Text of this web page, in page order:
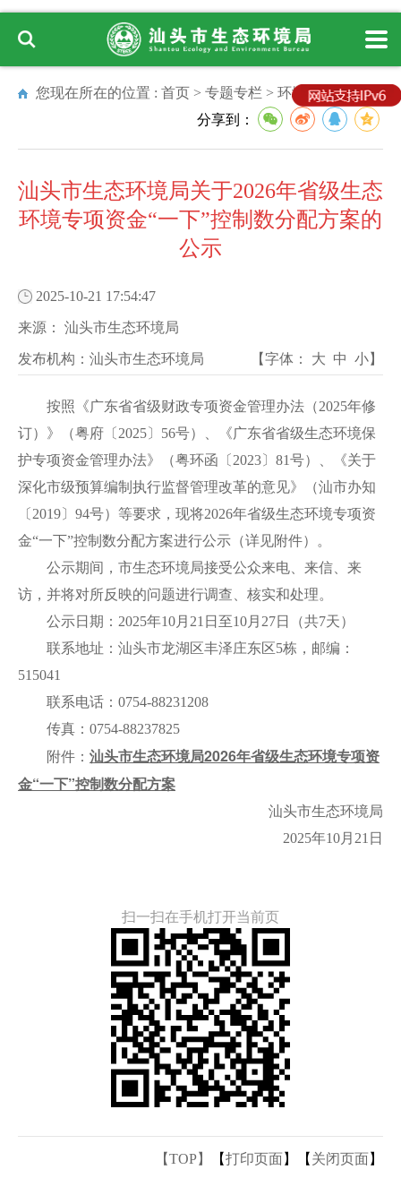
您现在所在的位置 : 首页 > 专题专栏 > 环境管理
分享到：
汕头市生态环境局关于2026年省级生态
环境专项资金“一下”控制数分配方案的
公示
2025-10-21 17:54:47
来源： 汕头市生态环境局
发布机构： 汕头市生态环境局 【字体： 大 中 小】
按照《广东省省级财政专项资金管理办法（2025年修
订）》（粤府〔2025〕56号）、《广东省省级生态环境保
护专项资金管理办法》（粤环函〔2023〕81号）、《关于
深化市级预算编制执行监督管理改革的意见》（汕市办知
〔2019〕94号）等要求，现将2026年省级生态环境专项资
金“一下”控制数分配方案进行公示（详见附件）。
公示期间，市生态环境局接受公众来电、来信、来
访，并将对所反映的问题进行调查、核实和处理。
公示日期：2025年10月21日至10月27日（共7天）
联系地址：汕头市龙湖区丰泽庄东区5栋，邮编：
515041
联系电话：0754-88231208
传真：0754-88237825
附件： 汕头市生态环境局2026年省级生态环境专项资
金“一下”控制数分配方案
汕头市生态环境局
2025年10月21日
扫一扫在手机打开当前页
【TOP】 【打印页面】【 关闭页面】